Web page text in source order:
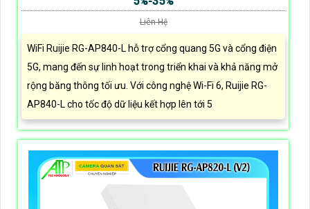
Liên Hệ
WiFi Ruijie RG-AP840-L hỗ trợ cổng quang 5G và cổng điện
5G, mang đến sự linh hoạt trong triển khai và khả năng mở
rộng băng thông tối ưu. Với công nghệ Wi-Fi 6, Ruijie RG-
AP840-L cho tốc độ dữ liệu kết hợp lên tới 5